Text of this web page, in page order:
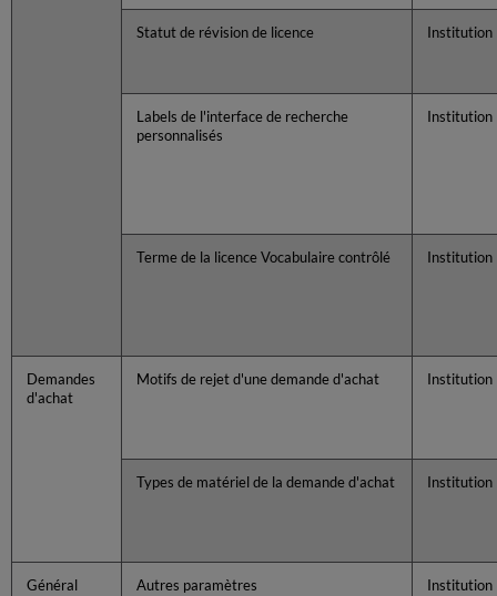
Statut de révision de licence Institution
Labels de l'interface de recherche
personnalisés
Institution
Terme de la licence Vocabulaire contrôlé Institution
Demandes
d'achat
Motifs de rejet d'une demande d'achat Institution
Types de matériel de la demande d'achat Institution
Général Autres paramètres Institution